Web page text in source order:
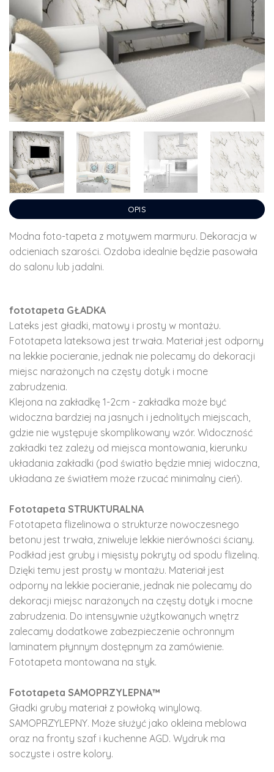
OPIS
Modna foto-tapeta z motywem marmuru. Dekoracja w
odcieniach szarości. Ozdoba idealnie będzie pasowała
do salonu lub jadalni.
fototapeta GŁADKA
Lateks jest gładki, matowy i prosty w montażu.
Fototapeta lateksowa jest trwała. Materiał jest odporny
na lekkie pocieranie, jednak nie polecamy do dekoracji
miejsc narażonych na częsty dotyk i mocne
zabrudzenia.
Klejona na zakładkę 1-2cm - zakładka może być
widoczna bardziej na jasnych i jednolitych miejscach,
gdzie nie występuje skomplikowany wzór. Widoczność
zakładki tez zależy od miejsca montowania, kierunku
układania zakładki (pod światło będzie mniej widoczna,
układana ze światłem może rzucać minimalny cień).
Fototapeta STRUKTURALNA
Fototapeta flizelinowa o strukturze nowoczesnego
betonu jest trwała, zniweluje lekkie nierówności ściany.
Podkład jest gruby i mięsisty pokryty od spodu flizeliną.
Dzięki temu jest prosty w montażu. Materiał jest
odporny na lekkie pocieranie, jednak nie polecamy do
dekoracji miejsc narażonych na częsty dotyk i mocne
zabrudzenia. Do intensywnie użytkowanych wnętrz
zalecamy dodatkowe zabezpieczenie ochronnym
laminatem płynnym dostępnym za zamówienie.
Fototapeta montowana na styk.
Fototapeta SAMOPRZYLEPNA™
Gładki gruby materiał z powłoką winylową.
SAMOPRZYLEPNY. Może służyć jako okleina meblowa
oraz na fronty szaf i kuchenne AGD. Wydruk ma
soczyste i ostre kolory.